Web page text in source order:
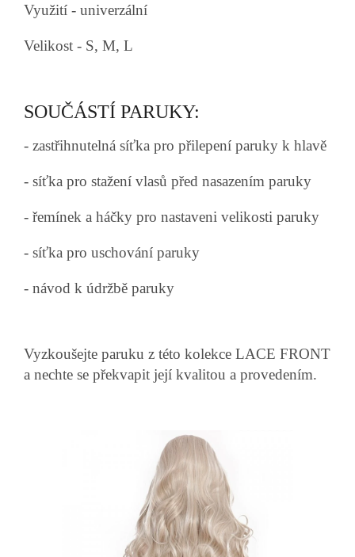
Využití - univerzální
Velikost - S, M, L
SOUČÁSTÍ PARUKY:
- zastřihnutelná síťka pro přilepení paruky k hlavě
- síťka pro stažení vlasů před nasazením paruky
- řemínek a háčky pro nastaveni velikosti paruky
- síťka pro uschování paruky
- návod k údržbě paruky
Vyzkoušejte paruku z této kolekce LACE FRONT
a nechte se překvapit její kvalitou a provedením.